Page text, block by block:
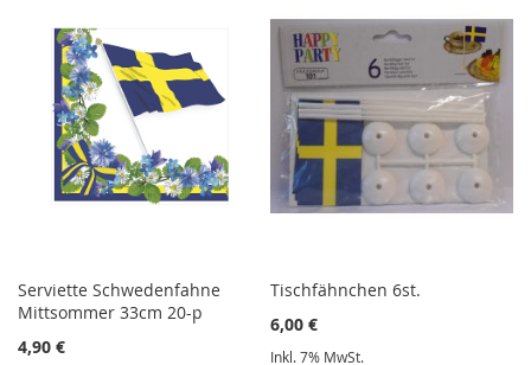
HINZUFÜGEN
HINZUFÜGEN
Serviette Schwedenfahne
Mittsommer 33cm 20-p
4,90 €
Tischfähnchen 6st.
6,00 €
Inkl. 7% MwSt.